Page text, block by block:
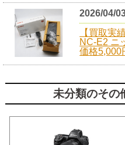
2026/04/
【買取実
NC-E2 ニ
価格5,000
未分類のその